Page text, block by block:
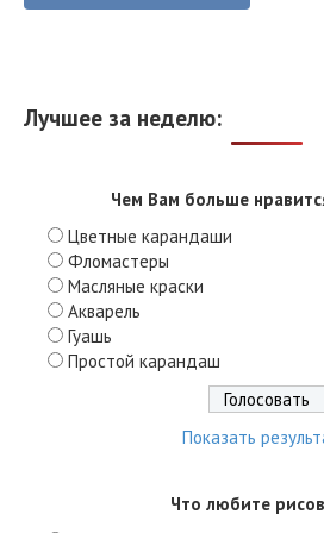
Лучшее за неделю:
Чем Вам больше
Цветные карандаши
Фломастеры
Масляные краски
Акварель
Гуашь
Простой карандаш
Показать
Что любите